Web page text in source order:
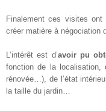
Finalement ces visites ont
créer matière à négociation
L’intérêt est d’avoir pu
fonction de la localisation,
rénovée…), de l’état
la taille du jardin…